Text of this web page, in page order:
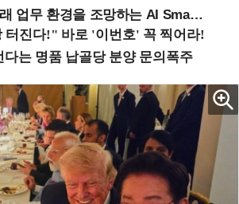
조망하는 AI Smart Work Summit 2026 (9/11 코엑스)